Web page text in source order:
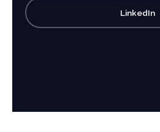
LinkedIn